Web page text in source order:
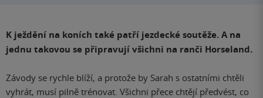
K ježdění na koních také patří jezdecké soutěže. A na
jednu takovou se připravují všichni na ranči Horseland.
Závody se rychle blíží, a protože by Sarah s ostatními chtěli
vyhrát, musí pilně trénovat. Všichni přece chtějí předvést, co